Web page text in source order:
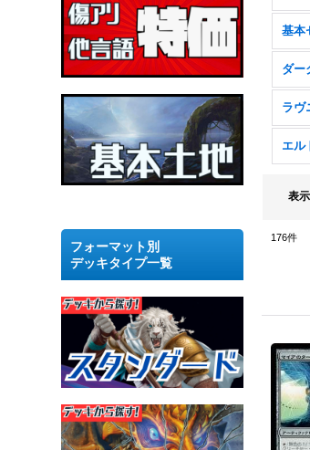
フォーマット別
デッキタイプ一覧
基本
ダー
ラヴ
エル
表
176件